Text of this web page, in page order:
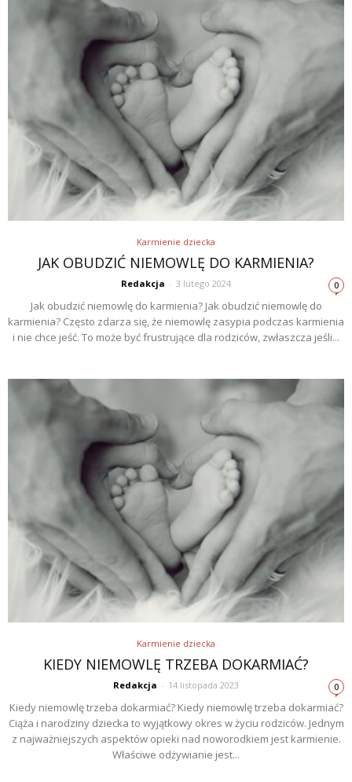
Karmienie dziecka
JAK OBUDZIĆ NIEMOWLĘ DO KARMIENIA?
Redakcja - 3 lutego 2024 0
Jak obudzić niemowlę do karmienia? Jak obudzić niemowlę do
karmienia? Często zdarza się, że niemowlę zasypia podczas karmienia
i nie chce jeść. To może być frustrujące dla rodziców, zwłaszcza jeśli...
Karmienie dziecka
KIEDY NIEMOWLĘ TRZEBA DOKARMIAĆ?
Redakcja - 14 listopada 2023 0
Kiedy niemowlę trzeba dokarmiać? Kiedy niemowlę trzeba dokarmiać?
Ciąża i narodziny dziecka to wyjątkowy okres w życiu rodziców. Jednym
z najważniejszych aspektów opieki nad noworodkiem jest karmienie.
Właściwe odżywianie jest...